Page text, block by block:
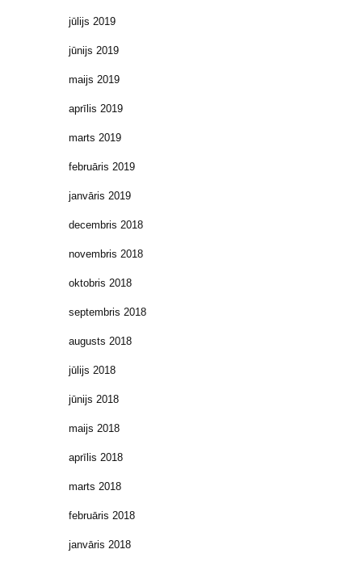
jūlijs 2019
jūnijs 2019
maijs 2019
aprīlis 2019
marts 2019
februāris 2019
janvāris 2019
decembris 2018
novembris 2018
oktobris 2018
septembris 2018
augusts 2018
jūlijs 2018
jūnijs 2018
maijs 2018
aprīlis 2018
marts 2018
februāris 2018
janvāris 2018